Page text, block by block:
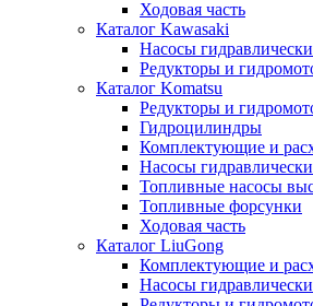
Ходовая часть
Каталог Kawasaki
Насосы
Редукторы и
Каталог Komatsu
Редукторы и
Гидроцилиндры
Комплектующие и
Насосы
Топливные насосы
Топливные форсунки
Ходовая часть
Каталог LiuGong
Комплектующие и
Насосы